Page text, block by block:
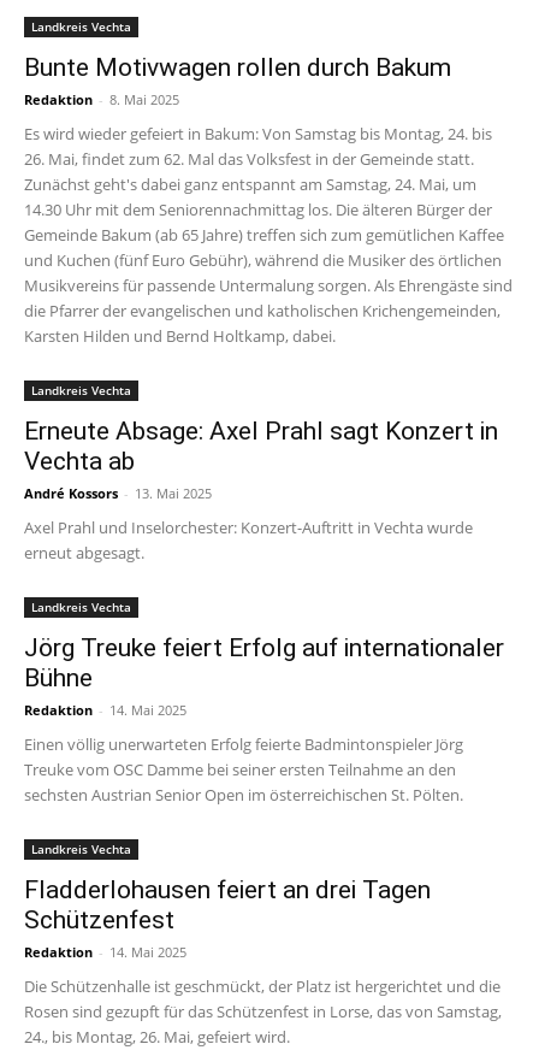
Landkreis Vechta
Bunte Motivwagen rollen durch Bakum
Redaktion - 8. Mai 2025
Es wird wieder gefeiert in Bakum: Von Samstag bis Montag, 24. bis
26. Mai, findet zum 62. Mal das Volksfest in der Gemeinde statt.
Zunächst geht's dabei ganz entspannt am Samstag, 24. Mai, um
14.30 Uhr mit dem Seniorennachmittag los. Die älteren Bürger der
Gemeinde Bakum (ab 65 Jahre) treffen sich zum gemütlichen Kaffee
und Kuchen (fünf Euro Gebühr), während die Musiker des örtlichen
Musikvereins für passende Untermalung sorgen. Als Ehrengäste sind
die Pfarrer der evangelischen und katholischen Krichengemeinden,
Karsten Hilden und Bernd Holtkamp, dabei.
Landkreis Vechta
Erneute Absage: Axel Prahl sagt Konzert in
Vechta ab
André Kossors - 13. Mai 2025
Axel Prahl und Inselorchester: Konzert-Auftritt in Vechta wurde
erneut abgesagt.
Landkreis Vechta
Jörg Treuke feiert Erfolg auf internationaler
Bühne
Redaktion - 14. Mai 2025
Einen völlig unerwarteten Erfolg feierte Badmintonspieler Jörg
Treuke vom OSC Damme bei seiner ersten Teilnahme an den
sechsten Austrian Senior Open im österreichischen St. Pölten.
Landkreis Vechta
Fladderlohausen feiert an drei Tagen
Schützenfest
Redaktion - 14. Mai 2025
Die Schützenhalle ist geschmückt, der Platz ist hergerichtet und die
Rosen sind gezupft für das Schützenfest in Lorse, das von Samstag,
24., bis Montag, 26. Mai, gefeiert wird.